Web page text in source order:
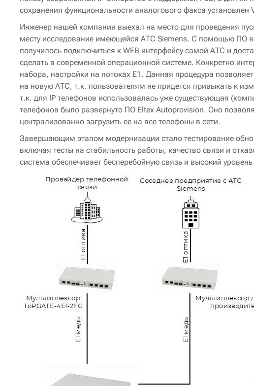
сохранения функциональности аналогового факса
Инженер нашей компании выехал на место для проведения
месту исследование имеющейся АТС Siemens. С помощью ПО
получилось подключиться к WEB интерфейсу самой АТС и
сделать в современной операционной системе. Конкретно
набора, настройки на потоках Е1. Данная процедура
на новую АТС, т.к. пользователям не придется привыкать к
т.к. для IP телефонов использовалась уже существующая
телефонов было развернуто ПО Eltex Autoprovision. Оно
централизованно загрузить ее на все телефоны в сети.
Завершающим этапом модернизации стало тестирование
включая тесты на стабильность работы, качество связи и
система обеспечивает бесперебойную связь и высокий